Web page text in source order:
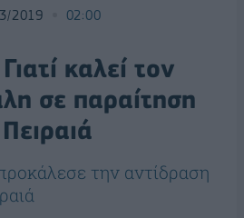
2019 02:00
καλεί τον
σε παραίτηση
την αντίδραση